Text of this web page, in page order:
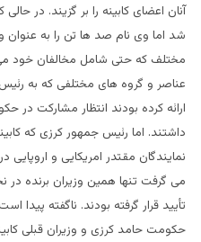
شد اما وی نام صد ها تن را به عنوان
مختلف که حتی شامل مخالفان خود
عناصر و گروه های مختلفی که به
ارائه کرده بودند انتظار مشارکت
داشتند. اما رئیس جمهور کرزی که
نمایندگان مقتدر امریکایی و
می گرفت تنها همین وزیران برنده
تأیید قرار گرفته بودند. ناگفته پیدا
حکومت حامد کرزی و وزیران قبلی